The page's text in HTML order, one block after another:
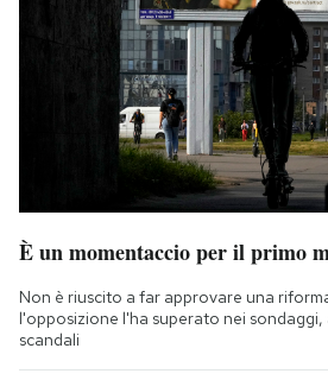
È un momentaccio per il primo
Non è riuscito a far approvare una
l'opposizione l'ha superato nei sondaggi,
scandali